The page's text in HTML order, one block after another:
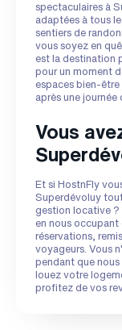
spectaculaires à
adaptées à tous
sentiers de
vous soyez en
est la destination
pour un moment
espaces bien-
après une journée
Vous
Et si HostnFly
Superdévoluy
gestion locative ?
en nous
réservations,
voyageurs. Vous
pendant que
louez votre
profitez de vos